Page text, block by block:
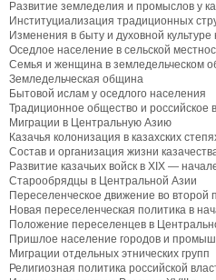
Развитие земледелия и промыслов у
Институциализация традиционных
Изменения в быту и духовной культуре
Оседлое население в сельской
Семья и женщина в земледельческом
Земледельческая община
Бытовой ислам у оседлого населения
Традиционное общество и российское
Миграции в Центральную Азию
Казачья колонизация в казахских
Состав и организация жизни
Развитие казачьих войск в XIX —
Старообрядцы в Центральной Азии
Переселенческое движение во второй
Новая переселенческая политика в
Положение переселенцев в
Пришлое население городов и
Миграции отдельных этнических групп
Религиозная политика российской